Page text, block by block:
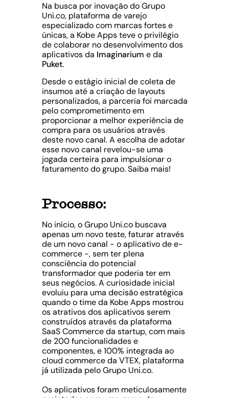
Na busca por inovação do Grupo
Uni.co, plataforma de varejo
especializado com marcas fortes e
únicas, a Kobe Apps teve o privilégio
de colaborar no desenvolvimento dos
aplicativos da Imaginarium e da
Puket.
Desde o estágio inicial de coleta de
insumos até a criação de layouts
personalizados, a parceria foi marcada
pelo comprometimento em
proporcionar a melhor experiência de
compra para os usuários através
deste novo canal. A escolha de adotar
esse novo canal revelou-se uma
jogada certeira para impulsionar o
faturamento do grupo. Saiba mais!
Processo:
No início, o Grupo Uni.co buscava
apenas um novo teste, faturar através
de um novo canal - o aplicativo de e-
commerce -, sem ter plena
consciência do potencial
transformador que poderia ter em
seus negócios. A curiosidade inicial
evoluiu para uma decisão estratégica
quando o time da Kobe Apps mostrou
os atrativos dos aplicativos serem
construídos através da plataforma
SaaS Commerce da startup, com mais
de 200funcionalidadese
componentes, e 100% integrada ao
cloud commerce da VTEX, plataforma
já utilizada pelo Grupo Uni.co.
Os aplicativos foram meticulosamente